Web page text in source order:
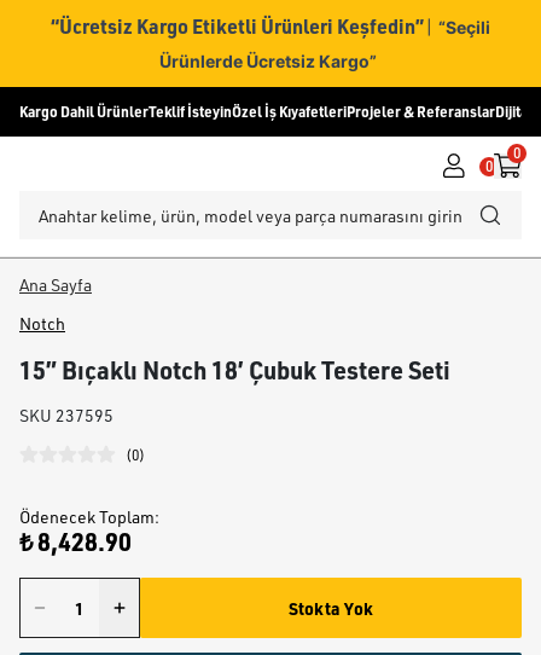
“Ücretsiz Kargo Etiketli Ürünleri Keşfedin” | “Seçili
Ürünlerde Ücretsiz Kargo”
Kargo Dahil ÜrünlerTeklif İsteyinÖzel İş KıyafetleriProjeler & ReferanslarDijital
0
0
Ana Sayfa
Notch
15” Bıçaklı Notch 18’ Çubuk Testere Seti
SKU 237595
(0)
Ödenecek Toplam:
₺ 8,428.90
Stokta Yok